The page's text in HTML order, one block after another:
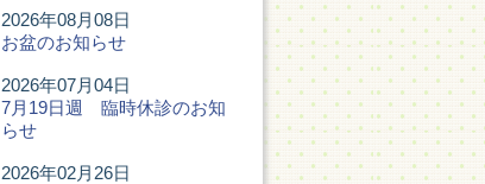
2026年08月08日
お盆のお知らせ
2026年07月04日
7月19日週 臨時休診のお知
らせ
2026年02月26日